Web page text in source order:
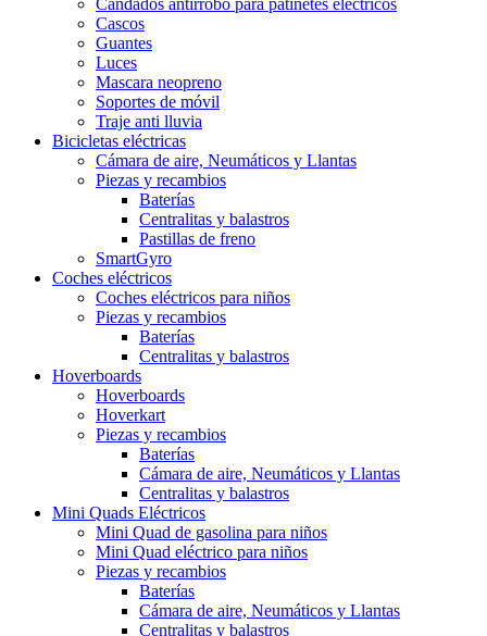
Candados antirrobo para patinetes eléctricos
Cascos
Guantes
Luces
Mascara neopreno
Soportes de móvil
Traje anti lluvia
Bicicletas eléctricas
Cámara de aire, Neumáticos y Llantas
Piezas y recambios
Baterías
Centralitas y balastros
Pastillas de freno
SmartGyro
Coches eléctricos
Coches eléctricos para niños
Piezas y recambios
Baterías
Centralitas y balastros
Hoverboards
Hoverboards
Hoverkart
Piezas y recambios
Baterías
Cámara de aire, Neumáticos y Llantas
Centralitas y balastros
Mini Quads Eléctricos
Mini Quad de gasolina para niños
Mini Quad eléctrico para niños
Piezas y recambios
Baterías
Cámara de aire, Neumáticos y Llantas
Centralitas y balastros